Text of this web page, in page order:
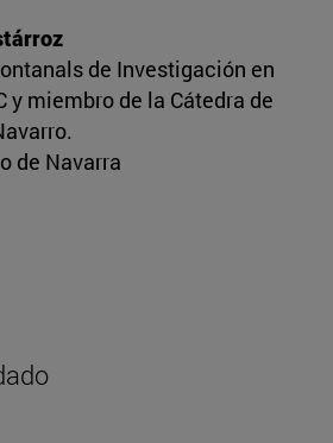
de Investigación en
y miembro de la Cátedra de
de Navarra